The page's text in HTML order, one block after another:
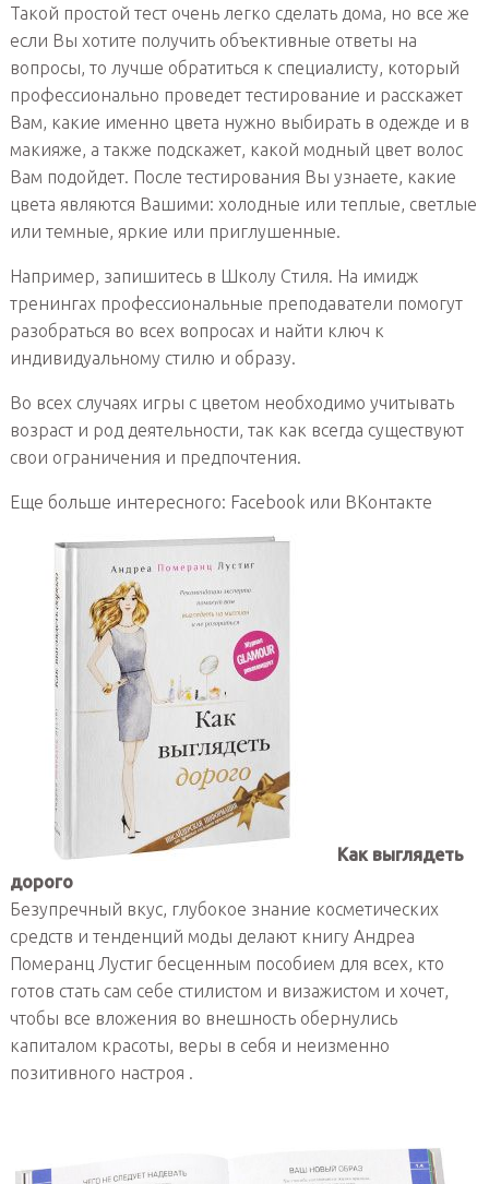
Такой простой тест очень легко сделать дома, но все же
если Вы хотите получить объективные ответы на
вопросы, то лучше обратиться к специалисту, который
профессионально проведет тестирование и расскажет
Вам, какие именно цвета нужно выбирать в одежде и в
макияже, а также подскажет, какой модный цвет волос
Вам подойдет. После тестирования Вы узнаете, какие
цвета являются Вашими: холодные или теплые, светлые
или темные, яркие или приглушенные.
Например, запишитесь в Школу Стиля. На имидж
тренингах профессиональные преподаватели помогут
разобраться во всех вопросах и найти ключ к
индивидуальному стилю и образу.
Во всех случаях игры с цветом необходимо учитывать
возраст и род деятельности, так как всегда существуют
свои ограничения и предпочтения.
Еще больше интересного: Facebook или ВКонтакте
Как выглядеть
дорого
Безупречный вкус, глубокое знание косметических
средств и тенденций моды делают книгу Андреа
Померанц Лустиг бесценным пособием для всех, кто
готов стать сам себе стилистом и визажистом и хочет,
чтобы все вложения во внешность обернулись
капиталом красоты, веры в себя и неизменно
позитивного настроя .